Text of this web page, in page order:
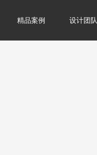
精品案例 设计团队